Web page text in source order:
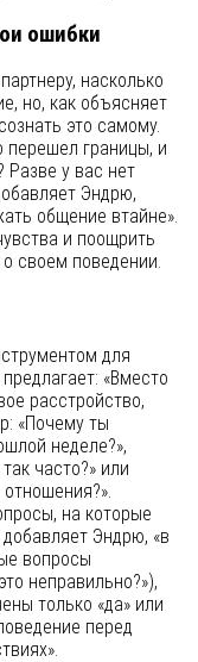
ошибки
насколько
но, как объясняет
это самому.
перешел границы, и
Разве у вас нет
Эндрю,
общение втайне».
и поощрить
своем поведении.
для
«Вместо
расстройство,
«Почему ты
неделе?»,
часто?» или
на которые
Эндрю, «в
вопросы
неправильно?»),
только «да» или
перед